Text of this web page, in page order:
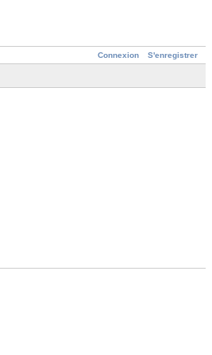
Connexion S'enregistrer